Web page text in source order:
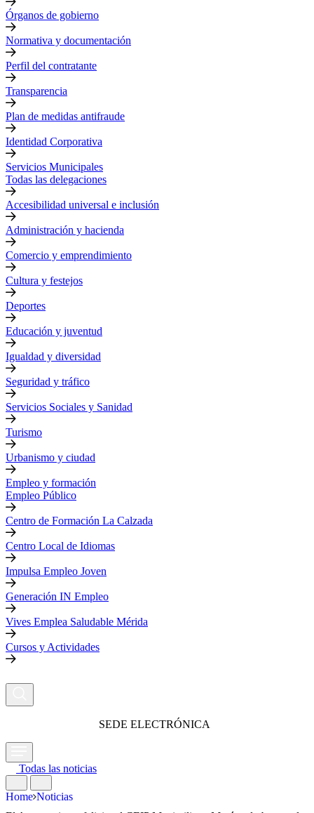
Órganos de gobierno
Normativa y documentación
Perfil del contratante
Transparencia
Plan de medidas antifraude
Identidad Corporativa
Servicios Municipales
Todas las delegaciones
Accesibilidad universal e inclusión
Administración y hacienda
Comercio y emprendimiento
Cultura y festejos
Deportes
Educación y juventud
Igualdad y diversidad
Seguridad y tráfico
Servicios Sociales y Sanidad
Turismo
Urbanismo y ciudad
Empleo y formación
Empleo Público
Centro de Formación La Calzada
Centro Local de Idiomas
Impulsa Empleo Joven
Generación IN Empleo
Vives Emplea Saludable Mérida
Cursos y Actividades
SEDE ELECTRÓNICA
Todas las noticias
Home Noticias